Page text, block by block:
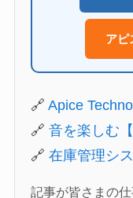
アピ
🔗 Apice
🔗 音を楽しむ【
🔗 在庫管理シ
記事が皆さまの